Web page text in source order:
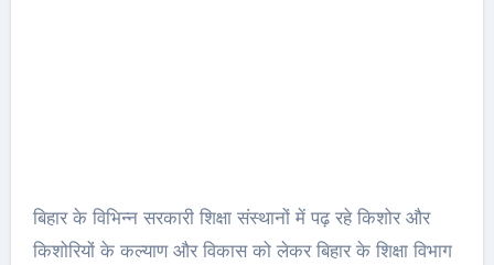
बिहार के विभिन्न सरकारी शिक्षा संस्थानों में पढ़ रहे किशोर और
किशोरियों के कल्याण और विकास को लेकर बिहार के शिक्षा विभाग